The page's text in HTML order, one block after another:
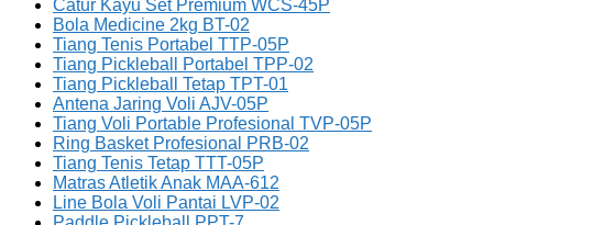
Catur Kayu Set Premium WCS-45P
Bola Medicine 2kg BT-02
Tiang Tenis Portabel TTP-05P
Tiang Pickleball Portabel TPP-02
Tiang Pickleball Tetap TPT-01
Antena Jaring Voli AJV-05P
Tiang Voli Portable Profesional TVP-05P
Ring Basket Profesional PRB-02
Tiang Tenis Tetap TTT-05P
Matras Atletik Anak MAA-612
Line Bola Voli Pantai LVP-02